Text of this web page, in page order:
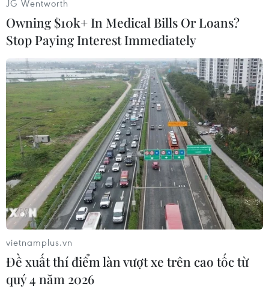
hữu của Công ty tại Công ty Thủy điện Hoàng
Anh Gia Lai cho bên thứ ba.
Trong báo cáo tài chính quý 4 năm 2019 của
Công ty cổ phần Hoàng Anh Gia Lai thiếu vắng
sự đóng góp doanh thu của mảng thủy
điện. Như vậy, có thể thấy Hoàng Anh Gia Lai đã
hầu như rút khỏi mảng thủy điện.
Lũy kế cả năm 2019, doanh thu của HAG giảm
61,4% so với năm trước xuống còn 2.082 tỷ
đồng. Công ty lỗ sau thuế 1.609 tỷ đồng. Mặc dù
vậy lợi nhuận sau thuế của công ty mẹ vẫn đạt
253,2 tỷ đồng, cao gấp 2,2 lần so với năm trước.
Tính đến cuối quý 4 năm 2019, tổng tài sản của
Công ty cổ phần Hoàng Anh Gia Lai giảm gần
20% so với cùng kỳ xuống còn gần 38.599 tỷ
JG Wentworth
Owning $10k+ In Medical Bills Or Loans?
Stop Paying Interest Immediately
vietnamplus.vn
Đề xuất thí điểm làn vượt xe trên cao tốc từ
quý 4 năm 2026